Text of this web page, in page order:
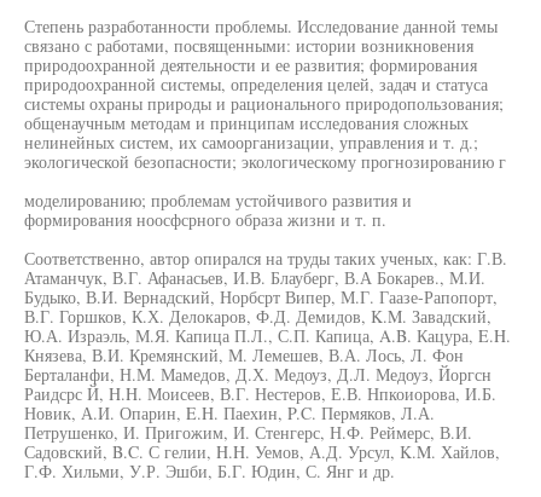
Степень разработанности проблемы. Исследование данной темы
связано с работами, посвященными: истории возникновения
природоохранной деятельности и ее развития; формирования
природоохранной системы, определения целей, задач и статуса
системы охраны природы и рационального природопользования;
общенаучным методам и принципам исследования сложных
нелинейных систем, их самоорганизации, управления и т. д.;
экологической безопасности; экологическому прогнозированию г
моделированию; проблемам устойчивого развития и
формирования ноосфсрного образа жизни и т. п.
Соответственно, автор опирался на труды таких ученых, как: Г.В.
Атаманчук, В.Г. Афанасьев, И.В. Блауберг, В.А Бокарев., М.И.
Будыко, В.И. Вернадский, Норбсрт Випер, М.Г. Гаазе-Рапопорт,
В.Г. Горшков, К.Х. Делокаров, Ф.Д. Демидов, K.M. Завадский,
Ю.А. Израэль, М.Я. Капица П.Л., С.П. Капица, A.B. Кацура, E.H.
Князева, В.И. Кремянский, М. Лемешев, В.А. Лось, Л. Фон
Берталанфи, Н.М. Мамедов, Д.Х. Медоуз, Д.Л. Медоуз, Йоргсн
Раидсрс Й, H.H. Моисеев, В.Г. Нестеров, Е.В. Нпкоиорова, И.Б.
Новик, А.И. Опарин, E.H. Паехин, P.C. Пермяков, Л.А.
Петрушенко, И. Пригожим, И. Стенгерс, Н.Ф. Реймерс, В.И.
Садовский, B.C. С гелии, H.H. Уемов, А.Д. Урсул, K.M. Хайлов,
Г.Ф. Хильми, У.Р. Эшби, Б.Г. Юдин, С. Янг и др.